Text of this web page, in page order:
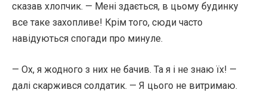
сказав хлопчик. — Мені здається, в цьому будинку
все таке захопливе! Крім того, сюди часто
навідуються спогади про минуле.
— Ох, я жодного з них не бачив. Та я і не знаю їх! —
далі скаржився солдатик. — Я цього не витримаю.